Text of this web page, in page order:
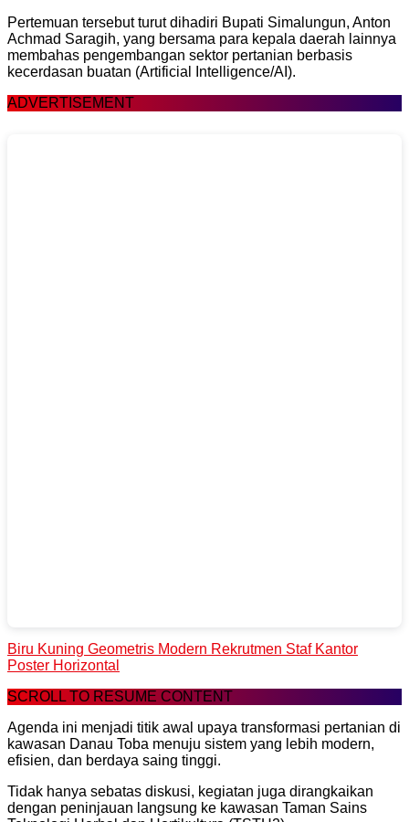
Pertemuan tersebut turut dihadiri Bupati Simalungun, Anton
Achmad Saragih, yang bersama para kepala daerah lainnya
membahas pengembangan sektor pertanian berbasis
kecerdasan buatan (Artificial Intelligence/AI).
ADVERTISEMENT
Biru Kuning Geometris Modern Rekrutmen Staf Kantor
Poster Horizontal
SCROLL TO RESUME CONTENT
Agenda ini menjadi titik awal upaya transformasi pertanian di
kawasan Danau Toba menuju sistem yang lebih modern,
efisien, dan berdaya saing tinggi.
Tidak hanya sebatas diskusi, kegiatan juga dirangkaikan
dengan peninjauan langsung ke kawasan Taman Sains